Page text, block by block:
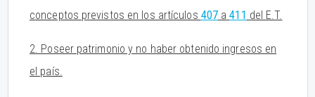
conceptos previstos en los artículos 407 a411 del E.T.
2. Poseer patrimonio y no haber obtenido ingresos en
el país.